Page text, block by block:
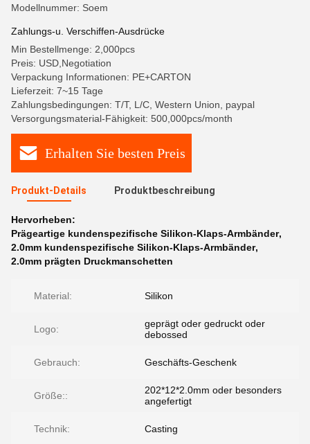
Modellnummer: Soem
Zahlungs-u. Verschiffen-Ausdrücke
Min Bestellmenge: 2,000pcs
Preis: USD,Negotiation
Verpackung Informationen: PE+CARTON
Lieferzeit: 7~15 Tage
Zahlungsbedingungen: T/T, L/C, Western Union, paypal
Versorgungsmaterial-Fähigkeit: 500,000pcs/month
Erhalten Sie besten Preis
Produkt-Details Produktbeschreibung
Hervorheben:
Prägeartige kundenspezifische Silikon-Klaps-Armbänder,
2.0mm kundenspezifische Silikon-Klaps-Armbänder,
2.0mm prägten Druckmanschetten
Material: Silikon
Logo:
geprägt oder gedruckt oder
debossed
Gebrauch: Geschäfts-Geschenk
Größe::
202*12*2.0mm oder besonders
angefertigt
Technik: Casting